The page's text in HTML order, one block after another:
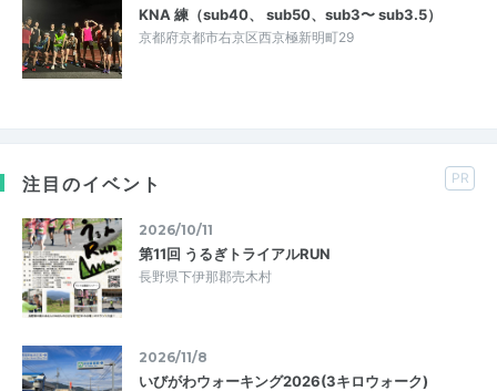
KNA 練（sub40、 sub50、sub3〜 sub3.5）
京都府京都市右京区西京極新明町29
注目のイベント PR
2026/10/11
第11回 うるぎトライアルRUN
長野県下伊那郡売木村
2026/11/8
いびがわウォーキング2026(3キロウォーク)